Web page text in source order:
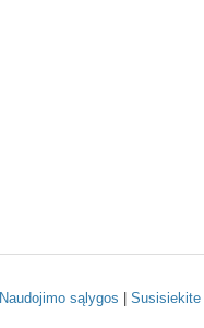
Naudojimo sąlygos
Susisiekite